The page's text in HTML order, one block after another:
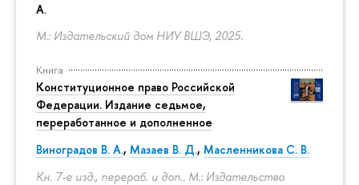
А.
М.: Издательский дом НИУ ВШЭ, 2025.
Книга
Конституционное право Российской
Федерации. Издание седьмое,
переработанное и дополненное
Виноградов В. А., Мазаев В. Д., Масленникова С. В.
Кн. 7-е изд., перераб. и доп.. М.: Издательство